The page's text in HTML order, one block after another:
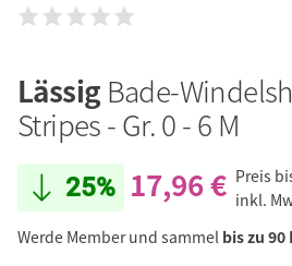
Lässig Bade-
Stripes - Gr. 0 - 6 M
25% 17,96 € Preis
inkl.
Werde Member und sammel bis zu